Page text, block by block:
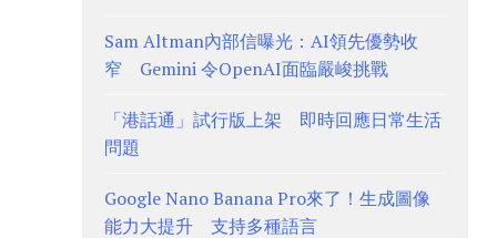
Sam Altman內部信曝光：AI領先優勢收
窄 Gemini 令OpenAI面臨嚴峻挑戰
「港話通」試行版上架 即時回應日常生活
問題
Google Nano Banana Pro來了！生成圖像
能力大提升 支持多種語言